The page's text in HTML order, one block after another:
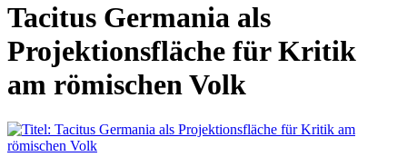
Tacitus Germania als
Projektionsfläche für Kritik
am römischen Volk